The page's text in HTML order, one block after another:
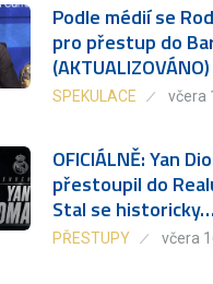
Podle médií se
pro přestup do
(AKTUALIZOVÁNO)
SPEKULACE včera
OFICIÁLNĚ: Yan
přestoupil do
Stal se historicky…
PŘESTUPY včera